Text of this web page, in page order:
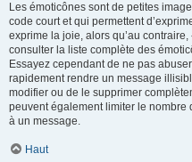
Les émoticônes sont de petites
code court et qui permettent
exprime la joie, alors qu’au
consulter la liste complète des
Essayez cependant de ne pas
rapidement rendre un message
modifier ou de le supprimer
peuvent également limiter le nombre
à un message.
Haut